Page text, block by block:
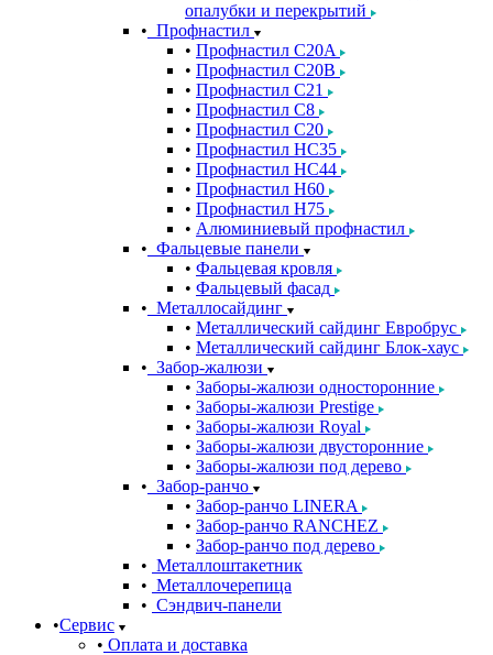
опалубки и перекрытий
Профнастил
Профнастил С20A
Профнастил С20B
Профнастил С21
Профнастил С8
Профнастил С20
Профнастил НС35
Профнастил НС44
Профнастил Н60
Профнастил Н75
Алюминиевый профнастил
Фальцевые панели
Фальцевая кровля
Фальцевый фасад
Металлосайдинг
Металлический сайдинг Евробрус
Металлический сайдинг Блок-хаус
Забор-жалюзи
Заборы-жалюзи односторонние
Заборы-жалюзи Prestige
Заборы-жалюзи Royal
Заборы-жалюзи двусторонние
Заборы-жалюзи под дерево
Забор-ранчо
Забор-ранчо LINERA
Забор-ранчо RANCHEZ
Забор-ранчо под дерево
Металлоштакетник
Металлочерепица
Сэндвич-панели
Сервис
Оплата и доставка